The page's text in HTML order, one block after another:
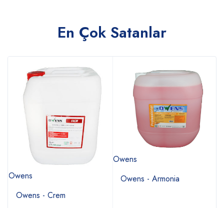
En Çok Satanlar
Owens
Owens - Crem
Owens
Owens - Armonia